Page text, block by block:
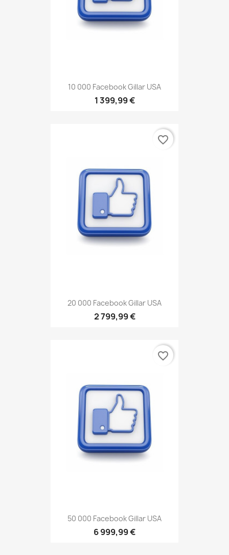
10 000 Facebook Gillar USA
1 399,99 €
20 000 Facebook Gillar USA
2 799,99 €
favorite_border
50 000 Facebook Gillar USA
6 999,99 €
favorite_border